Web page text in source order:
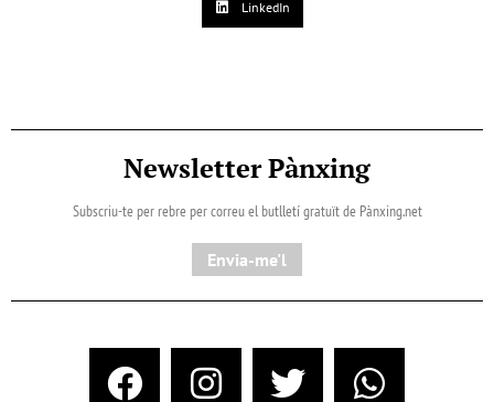
LinkedIn
Newsletter Pànxing
Subscriu-te per rebre per correu el butlletí gratuït de Pànxing.net​
Envia-me'l